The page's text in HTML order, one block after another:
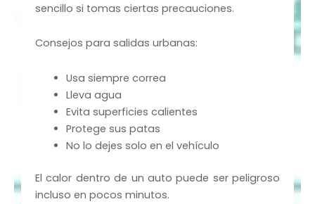
sencillo si tomas ciertas precauciones.
Consejos para salidas urbanas:
Usa siempre correa
Lleva agua
Evita superficies calientes
Protege sus patas
No lo dejes solo en el vehículo
El calor dentro de un auto puede ser peligroso
incluso en pocos minutos.